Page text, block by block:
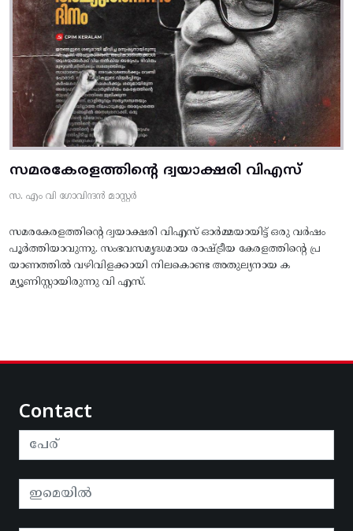
സമരകേരളത്തിൻ്റെ ദ്വയാക്ഷരി വിഎസ്
സ. എം വി ഗോവിന്ദൻ മാസ്റ്റർ
സമരകേരളത്തിൻ്റെ ദ്വയാക്ഷരി വിഎസ് ഓർമ്മയായിട്ട് ഒരു വർഷം
പൂർത്തിയാവുന്നു. സംഭവസമൃദ്ധമായ രാഷ്ട്രീയ കേരളത്തിന്റെ പ്ര
യാണത്തിൽ വഴിവിളക്കായി നിലകൊണ്ട അതുല്യനായ ക
മ്യൂണിസ്റ്റായിരുന്നു വി എസ്.
Contact